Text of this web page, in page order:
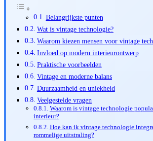
Belangrijkste punten
Wat is vintage technologie?
Waarom kiezen mensen voor vintage
Invloed op modern interieurontwerp
Praktische voorbeelden
Vintage en moderne balans
Duurzaamheid en uniekheid
Veelgestelde vragen
Waarom is vintage technologie
interieur?
Hoe kan ik vintage technologie
rommelige uitstraling?